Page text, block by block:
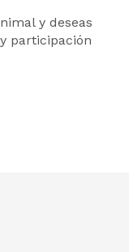
y deseas
participación